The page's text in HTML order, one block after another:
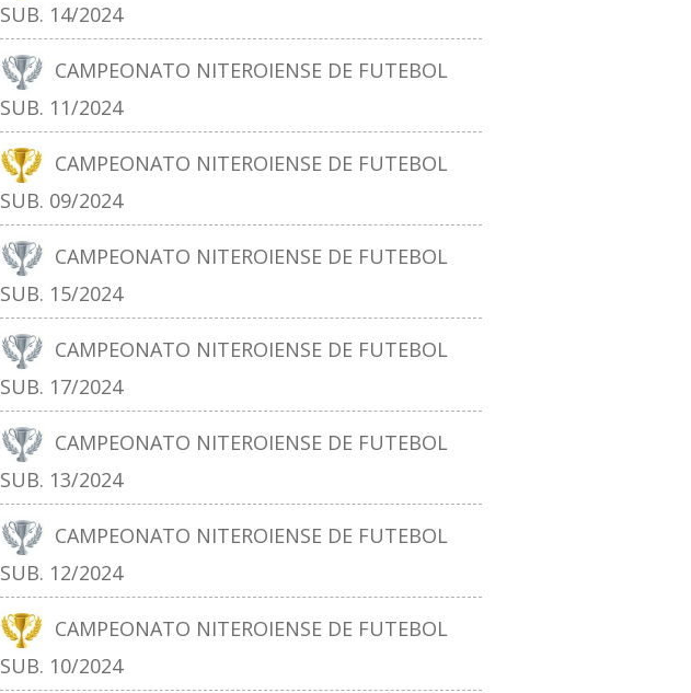
SUB. 14/2024
CAMPEONATO NITEROIENSE DE FUTEBOL
SUB. 11/2024
CAMPEONATO NITEROIENSE DE FUTEBOL
SUB. 09/2024
CAMPEONATO NITEROIENSE DE FUTEBOL
SUB. 15/2024
CAMPEONATO NITEROIENSE DE FUTEBOL
SUB. 17/2024
CAMPEONATO NITEROIENSE DE FUTEBOL
SUB. 13/2024
CAMPEONATO NITEROIENSE DE FUTEBOL
SUB. 12/2024
CAMPEONATO NITEROIENSE DE FUTEBOL
SUB. 10/2024